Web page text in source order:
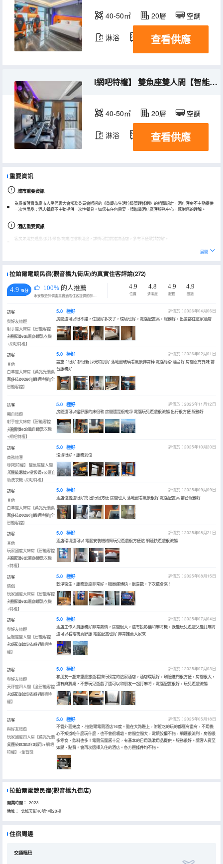
40-50㎡ 20層 空調
淋浴 冰箱查看供應
I網吧特權】 雙魚座雙人間【智能客控+投影儀+公區自助洗衣機+網吧特權】
40-50㎡ 20層 空調
淋浴 冰箱查看供應
重要資訊
城市重要資訊
為貫徹落實重慶市人民代表大會常務委員會通過的《重慶市生活垃圾管理條例》的相關規定，酒店客房不主動提供
一次性用品；酒店餐廳不主動提供一次性餐具。如您有任何需要，請聯繫酒店賓客服務中心，感謝您的理解。
酒店重要資訊
客房如用於婚慶/派對/聚會/商業拍攝等用途，詳情可提前諮詢酒店，多有不便敬請諒解。
展開
拉鉑爾電競民宿(觀音橋九街店)的真實住客評論(272)
4.9 /5分 100% 的人推薦
永安旅遊評價由真實酒店住客提供的評價。
4.9
位置
4.8
清潔度
4.9
服務
4.9
設施
訪客
與好友旅遊
射手座大床房【智能客控
+投影儀+公區自助洗衣機
+網吧特權】
入住於2026年04月
5.0 極好
評價於：2026年04月06日
房間還可以很不錯，住過好多次了，環境也好，電腦配置高，服務好，出差都住這家酒店
訪客
其他
白羊座大床房【萬兆光纜桌
面||RTX4060||網吧特權||全
智能客控】
入住於2026年01月
5.0 極好
評價於：2026年02月01日
設施：很好 都很新 採光特別好 落地窗玻璃看風景非常棒 電腦絲滑 隔音好 房間沒有異味 前
台服務好
訪客
獨自旅遊
射手座大床房【智能客控
+投影儀+公區自助洗衣機
+網吧特權】
入住於2025年11月
5.0 極好
評價於：2025年11月12日
房間還可以蠻舒服的床很軟 房間還是很乾凈 電腦玩兒遊戲很流暢 出行很方便 服務好
訪客
商務旅客
I網吧特權】 雙魚座雙人間
【智能客控+投影儀+公區自
助洗衣機+網吧特權】
入住於2025年10月
5.0 極好
評價於：2025年10月20日
環境很好，服務到位
訪客
其他
白羊座大床房【萬兆光纜桌
面||RTX4060||網吧特權||全
智能客控】
入住於2025年09月
5.0 極好
評價於：2025年09月09日
酒店位置還很好找 出行很方便 房間也大 落地窗看風景很好 電腦配置高 前台服務好
訪客
其他
玩家國度大床房【智能客控
+投影儀+公區自助洗衣機
+特權】
入住於2025年08月
5.0 極好
評價於：2025年08月21日
酒店環境還可以 電腦安裝機械臂玩兒遊戲很方便這 網速快遊戲很流暢
訪客
情侶
玩家國度大床房【智能客控
+投影儀+公區自助洗衣機
+特權】
入住於2025年08月
5.0 極好
評價於：2025年08月15日
乾淨衞生，服務態度非常好，機器運轉快，很喜歡，下次還會來！
訪客
與好友旅遊
巨蟹座雙人間【智能客控
+公區自助洗衣機+網吧特
權】
入住於2025年07月
5.0 極好
評價於：2025年07月04日
酒店工作人員服務好非常熱情，房間很大，還有投影儀和麻將機，既能玩兒遊戲又能打麻將
還可以看電視真舒服 電腦配置也好 非常推薦大家來
訪客
與好友旅遊
天秤座四人間【全智能客控
+公區自助洗衣機+網吧特
權】
入住於2025年07月
5.0 極好
評價於：2025年07月03日
和朋友一起來重慶旅遊看排行榜定的這家酒店，酒店環境好，刷臉進門很方便，房間很大，
還有麻將桌，不想玩兒遊戲了還可以和朋友一起打麻將，電腦配置很好，玩兒遊戲流暢
訪客
與好友旅遊
玩家國度四人房【萬兆光纜
桌面+RTX4070顯卡+網吧
特權】+全智能
入住於2025年05月
5.0 極好
評價於：2025年05月18日
不管外面幾度，.拉鉑爾電競酒店16度。雖在大路邊上，附近吃的玩的都應有盡有，不用擔
心不知道吃什麼玩什麼，也不會很嘈雜。房間空間大，電競設備不錯，網速很流利，房間很
多零食，飲料也多！電競氛圍感十足，有基本的日用洗漱用品提供。服務很好。讓客人賓至
如歸，點贊。會再次選擇入住的酒店。各方麪條件均不錯。
拉鉑爾電競民宿(觀音橋九街店)
開業時間： 2023
地址： 北城天街40號1幢20樓
住宿周邊
交通樞紐